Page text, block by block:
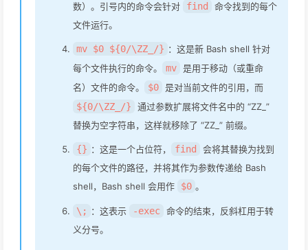
数）。引号内的命令会针对
find
命令找到的每个
文件运行。
mv $0 ${0/\ZZ_/} ：这是新 Bash shell 针对
每个文件执行的命令。
mv 是用于移动（或重命
名）文件的命令。
$0 是对当前文件的引用，而
${0/\ZZ_/}
通过参数扩展将文件名中的 “ZZ_”
替换为空字符串，这样就移除了 “ZZ_” 前缀。
{} ：这是一个占位符， find
会将其替换为找到
的每个文件的路径，并将其作为参数传递给 Bash
shell，Bash shell 会用作
$0 。
\; ：这表示 -exec 命令的结束，反斜杠用于转
义分号。